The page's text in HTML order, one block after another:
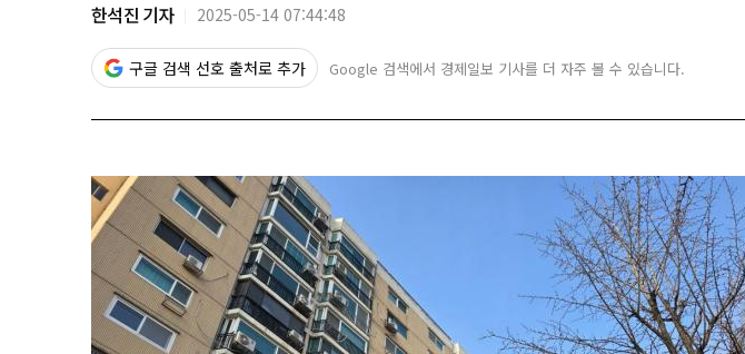
한석진 기자 2025-05-14 07:44:48
구글 검색 선호 출처로 추가 Google 검색에서 경제일보 기사를 더 자주 볼 수 있습니다.